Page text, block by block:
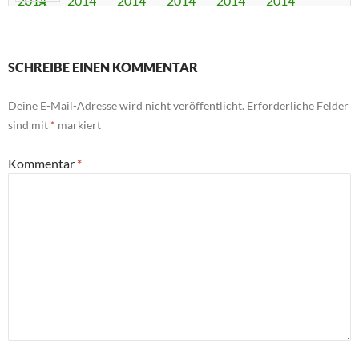
SCHREIBE EINEN KOMMENTAR
Deine E-Mail-Adresse wird nicht veröffentlicht. Erforderliche Felder
sind mit * markiert
Kommentar *